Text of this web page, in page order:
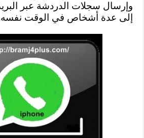
وإرسال سجلات الدردشة عبر
إلى عدة أشخاص في الوقت